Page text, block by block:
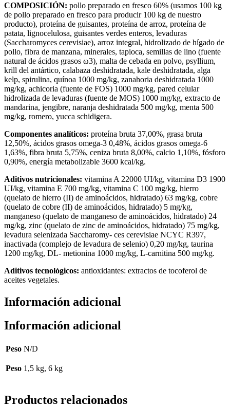
COMPOSICIÓN: pollo preparado en fresco 60% (usamos 100 kg
de pollo preparado en fresco para producir 100 kg de nuestro
producto), proteína de guisantes, proteína de arroz, proteína de
patata, lignocelulosa, guisantes verdes enteros, levaduras
(Saccharomyces cerevisiae), arroz integral, hidrolizado de hígado de
pollo, fibra de manzana, minerales, tapioca, semillas de lino (fuente
natural de ácidos grasos ω3), malta de cebada en polvo, psyllium,
krill del antártico, calabaza deshidratada, kale deshidratada, alga
kelp, spirulina, quínoa 1000 mg/kg, zanahoria deshidratada 1000
mg/kg, achicoria (fuente de FOS) 1000 mg/kg, pared celular
hidrolizada de levaduras (fuente de MOS) 1000 mg/kg, extracto de
mandarina, jengibre, naranja deshidratada 500 mg/kg, menta 500
mg/kg, romero, yucca schidigera.
Componentes analíticos: proteína bruta 37,00%, grasa bruta
12,50%, ácidos grasos omega-3 0,48%, ácidos grasos omega-6
1,63%, fibra bruta 5,75%, ceniza bruta 8,00%, calcio 1,10%, fósforo
0,90%, energía metabolizable 3600 kcal/kg.
Aditivos nutricionales: vitamina A 22000 UI/kg, vitamina D3 1900
UI/kg, vitamina E 700 mg/kg, vitamina C 100 mg/kg, hierro
(quelato de hierro (II) de aminoácidos, hidratado) 63 mg/kg, cobre
(quelato de cobre (II) de aminoácidos, hidratado) 5 mg/kg,
manganeso (quelato de manganeso de aminoácidos, hidratado) 24
mg/kg, zinc (quelato de zinc de aminoácidos, hidratado) 75 mg/kg,
levadura selenizada Saccharomy- ces cerevisiae NCYC R397,
inactivada (complejo de levadura de selenio) 0,20 mg/kg, taurina
1200 mg/kg, DL- metionina 1000 mg/kg, L-carnitina 500 mg/kg.
Aditivos tecnológicos: antioxidantes: extractos de tocoferol de
aceites vegetales.
Información adicional
Información adicional
Peso N/D
Peso 1,5 kg, 6 kg
Productos relacionados